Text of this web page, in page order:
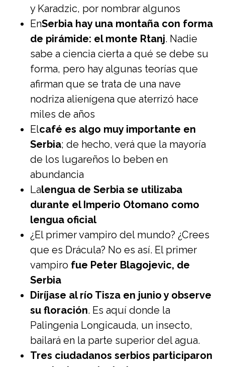
y Karadzic, por nombrar algunos
EnSerbia hay una montaña con forma
de pirámide: el monte Rtanj. Nadie
sabe a ciencia cierta a qué se debe su
forma, pero hay algunas teorías que
afirman que se trata de una nave
nodriza alienígena que aterrizó hace
miles de años
Elcafé es algo muy importante en
Serbia; de hecho, verá que la mayoría
de los lugareños lo beben en
abundancia
Lalengua de Serbia se utilizaba
durante el Imperio Otomano como
lengua oficial
¿El primer vampiro del mundo? ¿Crees
que es Drácula? No es así. El primer
vampiro fue Peter Blagojevic, de
Serbia
Diríjase al río Tisza en junio y observe
su floración. Es aquí donde la
Palingenia Longicauda, un insecto,
bailará en la parte superior del agua.
Tres ciudadanos serbios participaron